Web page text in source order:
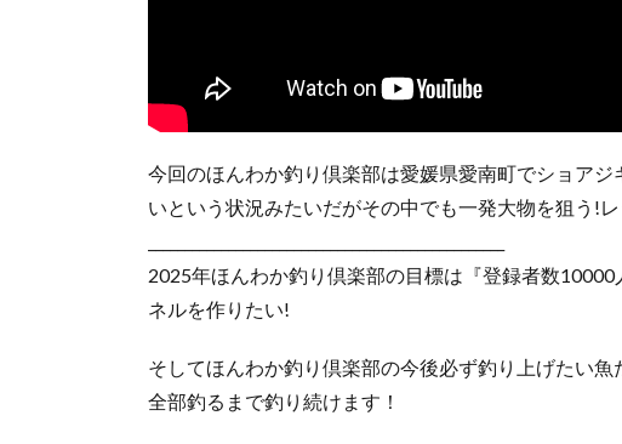
今回のほんわか釣り倶楽部は愛媛県愛南町でショア
いという状況みたいだがその中でも一発大物を狙う!
2025年ほんわか釣り倶楽部の目標は『登録者数
ネルを作りたい!
そしてほんわか釣り倶楽部の今後必ず釣り上げたい魚
全部釣るまで釣り続けます！